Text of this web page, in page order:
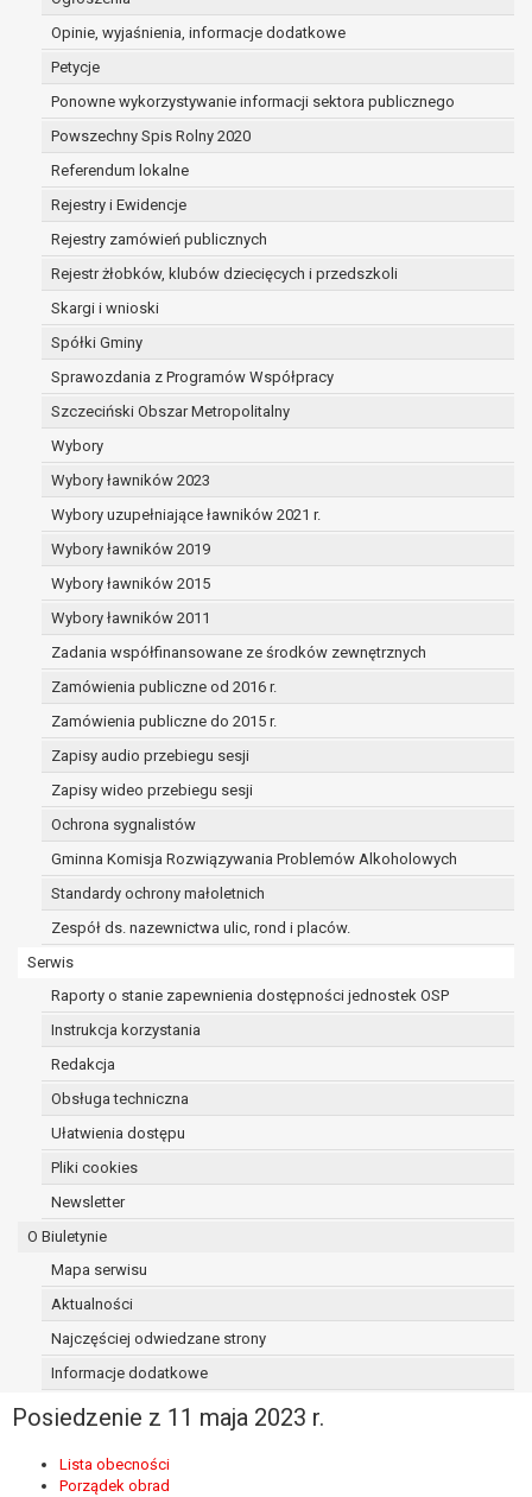
Opinie, wyjaśnienia, informacje dodatkowe
Petycje
Ponowne wykorzystywanie informacji sektora publicznego
Powszechny Spis Rolny 2020
Referendum lokalne
Rejestry i Ewidencje
Rejestry zamówień publicznych
Rejestr żłobków, klubów dziecięcych i przedszkoli
Skargi i wnioski
Spółki Gminy
Sprawozdania z Programów Współpracy
Szczeciński Obszar Metropolitalny
Wybory
Wybory ławników 2023
Wybory uzupełniające ławników 2021 r.
Wybory ławników 2019
Wybory ławników 2015
Wybory ławników 2011
Zadania współfinansowane ze środków zewnętrznych
Zamówienia publiczne od 2016 r.
Zamówienia publiczne do 2015 r.
Zapisy audio przebiegu sesji
Zapisy wideo przebiegu sesji
Ochrona sygnalistów
Gminna Komisja Rozwiązywania Problemów Alkoholowych
Standardy ochrony małoletnich
Zespół ds. nazewnictwa ulic, rond i placów.
Serwis
Raporty o stanie zapewnienia dostępności jednostek OSP
Instrukcja korzystania
Redakcja
Obsługa techniczna
Ułatwienia dostępu
Pliki cookies
Newsletter
O Biuletynie
Mapa serwisu
Aktualności
Najczęściej odwiedzane strony
Informacje dodatkowe
Posiedzenie z 11 maja 2023 r.
Lista obecności
Porządek obrad
dane są nieprawidłowe lub
niekompletne;
osobowych (tzw. prawo do bycia
zapomnianym) na podstawie art. 17 RODO,
w przypadku gdy:
dane nie są już niezbędne do celów,
sposób przetwarzane,
osoba, której dane dotyczą, wniosła
sprzeciw wobec przetwarzania
osoba, której dane dotyczą wycofała
osobowych, która jest podstawą
przetwarzania danych i nie ma innej
podstawy prawnej przetwarzania
dane osobowe przetwarzane są
niezgodnie z prawem,
dane osobowe muszą być usunięte w
celu wywiązania się z obowiązku
wynikającego z przepisów prawa;
prawo do żądania ograniczenia
przetwarzania danych osobowych na
podstawie art. 18 RODO, w przypadku gdy:
osoba, której dane dotyczą
kwestionuje prawidłowość danych
osobowych – na okres pozwalający
administratorowi sprawdzić
prawidłowość tych danych,
przetwarzanie danych jest niezgodne
z prawem, a osoba, której dane
dotyczą, sprzeciwia się usunięciu
danych, żądając w zamian ich
ograniczenia,
której dane dotyczą, potrzebuje ich do
ustalenia, obrony lub dochodzenia
osoba, której dane dotyczą, wniosła
sprzeciw wobec przetwarzania
danych - do czasu ustalenia czy
stronie administratora są nadrzędne
podstawie art. 20 RODO, w przypadku gdy
łącznie spełnione są następujące przesłanki:
przetwarzanie danych odbywa się na
podstawie umowy zawartej z osobą,
której dane dotyczą lub na podstawie
zgody wyrażonej przez tą osobę,
przetwarzanie odbywa się w sposób
prawo sprzeciwu wobec przetwarzania